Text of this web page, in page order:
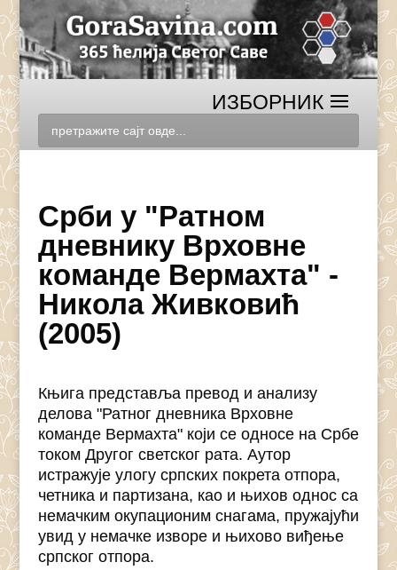
Срби у "Ратном
дневнику Врховне
команде Вермахта" -
Никола Живковић
(2005)
Књига представља превод и анализу
делова "Ратног дневника Врховне
команде Вермахта" који се односе на Србе
током Другог светског рата. Аутор
истражује улогу српских покрета отпора,
четника и партизана, као и њихов однос са
немачким окупационим снагама, пружајући
увид у немачке изворе и њихово виђење
српског отпора.